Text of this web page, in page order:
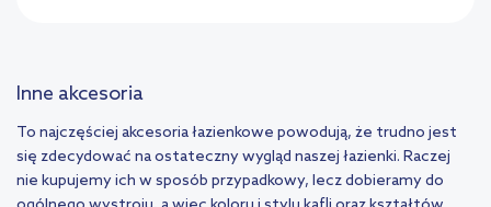
Inne akcesoria
To najczęściej akcesoria łazienkowe powodują, że trudno jest
się zdecydować na ostateczny wygląd naszej łazienki. Raczej
nie kupujemy ich w sposób przypadkowy, lecz dobieramy do